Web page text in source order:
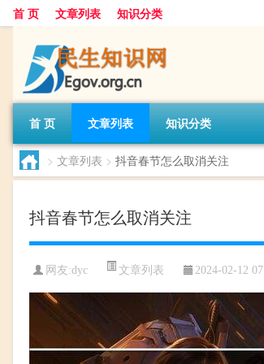
首 页 文章列表 知识分类
首 页 文章列表 知识分类
> 文章列表 > 抖音春节怎么取消关注
抖音春节怎么取消关注
网友:dyc 文章列表 2024-02-12